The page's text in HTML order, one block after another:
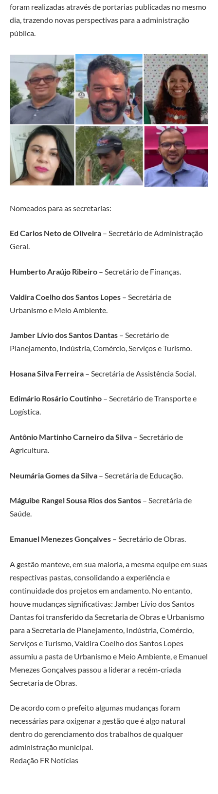
foram realizadas através de portarias publicadas no mesmo
dia, trazendo novas perspectivas para a administração
pública.
Nomeados para as secretarias:
Ed Carlos Neto de Oliveira – Secretário de Administração
Geral.
Humberto Araújo Ribeiro – Secretário de Finanças.
Valdira Coelho dos Santos Lopes – Secretária de
Urbanismo e Meio Ambiente.
Jamber Lívio dos Santos Dantas – Secretário de
Planejamento, Indústria, Comércio, Serviços e Turismo.
Hosana Silva Ferreira – Secretária de Assistência Social.
Edimário Rosário Coutinho – Secretário de Transporte e
Logística.
Antônio Martinho Carneiro da Silva – Secretário de
Agricultura.
Neumária Gomes da Silva – Secretária de Educação.
Máguibe Rangel Sousa Rios dos Santos – Secretária de
Saúde.
Emanuel Menezes Gonçalves – Secretário de Obras.
A gestão manteve, em sua maioria, a mesma equipe em suas
respectivas pastas, consolidando a experiência e
continuidade dos projetos em andamento. No entanto,
houve mudanças significativas: Jamber Lívio dos Santos
Dantas foi transferido da Secretaria de Obras e Urbanismo
para a Secretaria de Planejamento, Indústria, Comércio,
Serviços e Turismo, Valdira Coelho dos Santos Lopes
assumiu a pasta de Urbanismo e Meio Ambiente, e Emanuel
Menezes Gonçalves passou a liderar a recém-criada
Secretaria de Obras.
De acordo com o prefeito algumas mudanças foram
necessárias para oxigenar a gestão que é algo natural
dentro do gerenciamento dos trabalhos de qualquer
administração municipal.
Redação FR Notícias